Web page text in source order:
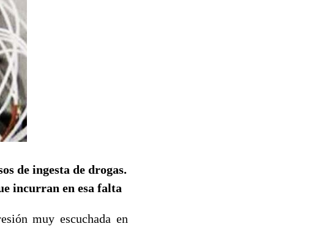
de ingesta de drogas.
incurran en esa falta
muy escuchada en